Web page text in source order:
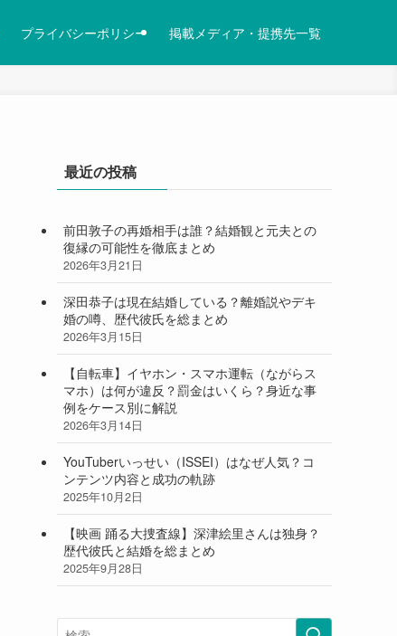
プライバシーポリシー 掲載メディア・提携先一覧
最近の投稿
前田敦子の再婚相手は誰？結婚観と元夫との
復縁の可能性を徹底まとめ
2026年3月21日
深田恭子は現在結婚している？離婚説やデキ
婚の噂、歴代彼氏を総まとめ
2026年3月15日
【自転車】イヤホン・スマホ運転（ながらス
マホ）は何が違反？罰金はいくら？身近な事
例をケース別に解説
2026年3月14日
YouTuberいっせい（ISSEI）はなぜ人気？コ
ンテンツ内容と成功の軌跡
2025年10月2日
【映画 踊る大捜査線】深津絵里さんは独身？
歴代彼氏と結婚を総まとめ
2025年9月28日